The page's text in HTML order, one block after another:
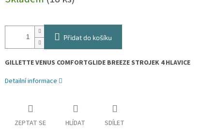
Přidat do košíku
GILLETTE VENUS COMFORTGLIDE BREEZE STROJEK 4 HLAVICE
Detailní informace
ZEPTAT SE HLÍDAT SDÍLET